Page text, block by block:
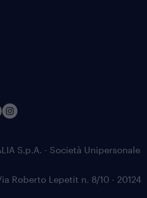
S.p.A. - Società Unipersonale
Roberto Lepetit n. 8/10 - 20124